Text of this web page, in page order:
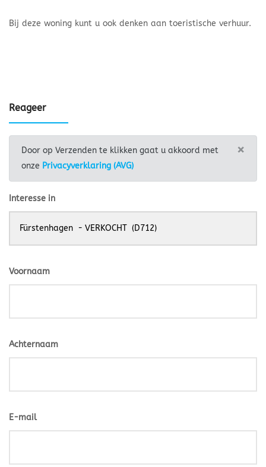
Bij deze woning kunt u ook denken aan toeristische verhuur.
Reageer
×
Door op Verzenden te klikken gaat u akkoord met
onze Privacyverklaring (AVG)
Interesse in
Voornaam
Achternaam
E-mail